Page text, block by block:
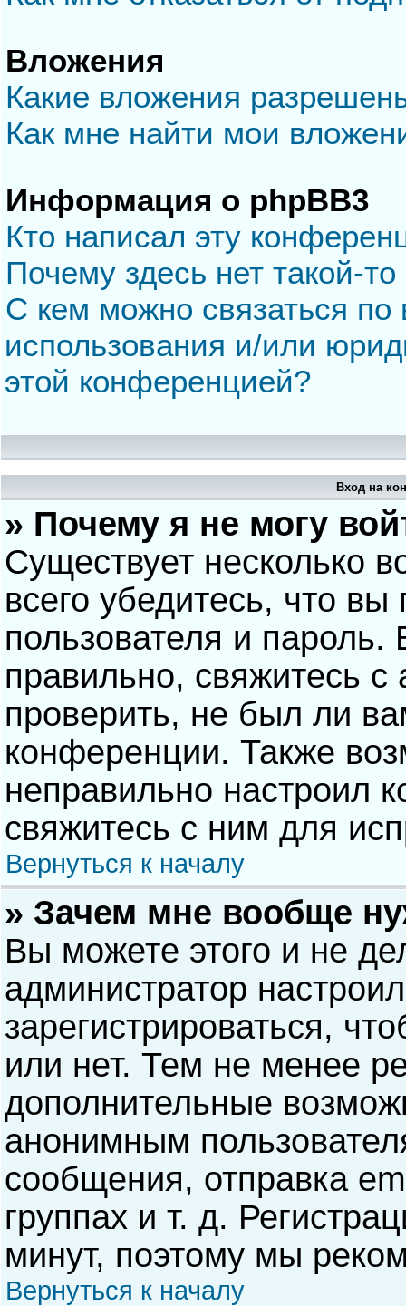
Вложения
Какие вложения
Как мне найти мои
Информация о phpBB3
Кто написал эту
Почему здесь нет такой-
С кем можно связаться по
использования и/или
этой конференцией?
Вход на
» Почему я не могу
Существует несколько
всего убедитесь, что
пользователя и
правильно, свяжитесь
проверить, не был ли
конференции. Также
неправильно настроил
свяжитесь с ним для
Вернуться к началу
» Зачем мне вообще
Вы можете этого и не
администратор
зарегистрироваться,
или нет. Тем не менее
дополнительные
анонимным
сообщения, отправка
группах и т. д.
минут, поэтому мы
Вернуться к началу